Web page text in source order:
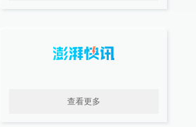
查看更多